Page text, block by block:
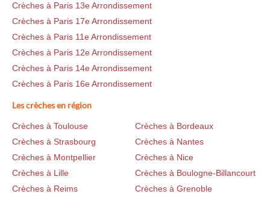
Crèches à Paris 13e Arrondissement
Crèches à Paris 17e Arrondissement
Crèches à Paris 11e Arrondissement
Crèches à Paris 12e Arrondissement
Crèches à Paris 14e Arrondissement
Crèches à Paris 16e Arrondissement
Les crèches en région
Crèches à Toulouse
Crèches à Bordeaux
Crèches à Strasbourg
Crèches à Nantes
Crèches à Montpellier
Crèches à Nice
Crèches à Lille
Crèches à Boulogne-Billancourt
Crèches à Reims
Crèches à Grenoble